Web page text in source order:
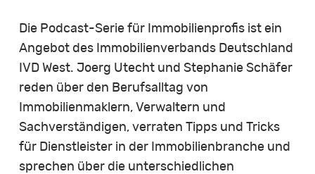
Die Podcast-Serie für Immobilienprofis ist ein
Angebot des Immobilienverbands Deutschland
IVD West. Joerg Utecht und Stephanie Schäfer
reden über den Berufsalltag von
Immobilienmaklern, Verwaltern und
Sachverständigen, verraten Tipps und Tricks
für Dienstleister in der Immobilienbranche und
sprechen über die unterschiedlichen